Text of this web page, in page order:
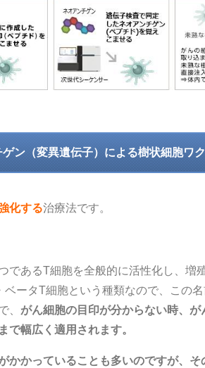
ゲン（変異遺伝子）による樹状細胞ワ
化する治療法です。
であるT細胞を全般的に活性化し、増
ータT細胞という種類なので、この
、 がん細胞の目印が分からない時、
で幅広く適用されます。
かかっていることも多いのですが、そ